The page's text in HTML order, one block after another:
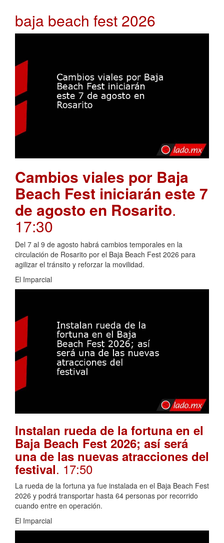
baja beach fest 2026
Cambios viales por Baja
Beach Fest iniciarán este 7
de agosto en Rosarito.
17:30
Del 7 al 9 de agosto habrá cambios temporales en la
circulación de Rosarito por el Baja Beach Fest 2026 para
agilizar el tránsito y reforzar la movilidad.
El Imparcial
Instalan rueda de la fortuna en el
Baja Beach Fest 2026; así será
una de las nuevas atracciones del
festival. 17:50
La rueda de la fortuna ya fue instalada en el Baja Beach Fest
2026 y podrá transportar hasta 64 personas por recorrido
cuando entre en operación.
El Imparcial